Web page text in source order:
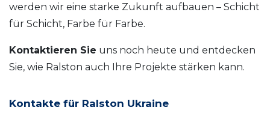
werden wir eine starke Zukunft aufbauen – Schicht
für Schicht, Farbe für Farbe.
Kontaktieren Sie uns noch heute und entdecken
Sie, wie Ralston auch Ihre Projekte stärken kann.
Kontakte für Ralston Ukraine